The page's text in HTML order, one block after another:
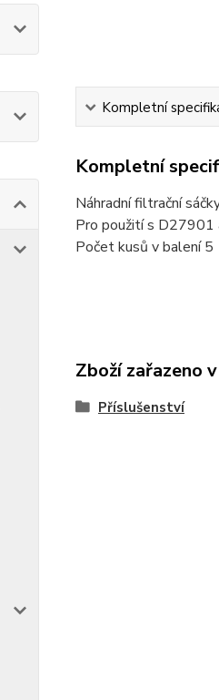
Kompletní
Kompletní
Náhradní filtrační
Pro použití s
Počet kusů v balení 5
Zboží zařazeno
Příslušenství